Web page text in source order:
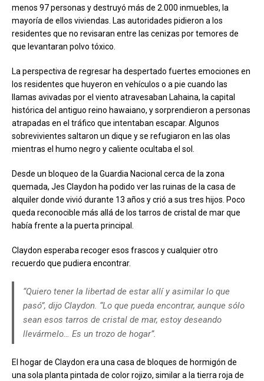
menos 97 personas y destruyó más de 2.000 inmuebles, la
mayoría de ellos viviendas. Las autoridades pidieron a los
residentes que no revisaran entre las cenizas por temores de
que levantaran polvo tóxico.
La perspectiva de regresar ha despertado fuertes emociones en
los residentes que huyeron en vehículos o a pie cuando las
llamas avivadas por el viento atravesaban Lahaina, la capital
histórica del antiguo reino hawaiano, y sorprendieron a personas
atrapadas en el tráfico que intentaban escapar. Algunos
sobrevivientes saltaron un dique y se refugiaron en las olas
mientras el humo negro y caliente ocultaba el sol.
Desde un bloqueo de la Guardia Nacional cerca de la zona
quemada, Jes Claydon ha podido ver las ruinas de la casa de
alquiler donde vivió durante 13 años y crió a sus tres hijos. Poco
queda reconocible más allá de los tarros de cristal de mar que
había frente a la puerta principal.
Claydon esperaba recoger esos frascos y cualquier otro
recuerdo que pudiera encontrar.
“Quiero tener la libertad de estar allí y asimilar lo que
pasó”, dijo Claydon. “Lo que pueda encontrar, aunque sólo
sean esos tarros de cristal de mar, estoy deseando
llevármelo… Es un trozo de hogar”.
El hogar de Claydon era una casa de bloques de hormigón de
una sola planta pintada de color rojizo, similar a la tierra roja de